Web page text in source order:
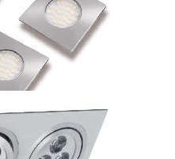
2700К, 3Х1,5W, IP20
MARBELLA (3
6400К, 3Х1,5W, IP20